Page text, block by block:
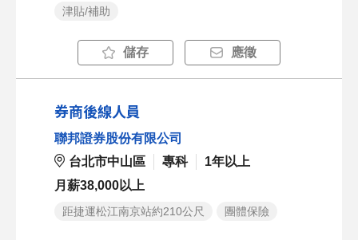
津貼/補助
儲存 應徵
券商後線人員
聯邦證券股份有限公司
台北市中山區
專科
1年以上
月薪38,000以上
距捷運松江南京站約210公尺 團體保險